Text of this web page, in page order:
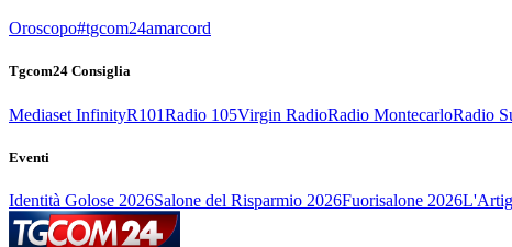
Oroscopo#tgcom24amarcord
Tgcom24 Consiglia
Mediaset InfinityR101Radio 105Virgin RadioRadio MontecarloRadio
Eventi
Identità Golose 2026Salone del Risparmio 2026Fuorisalone 2026